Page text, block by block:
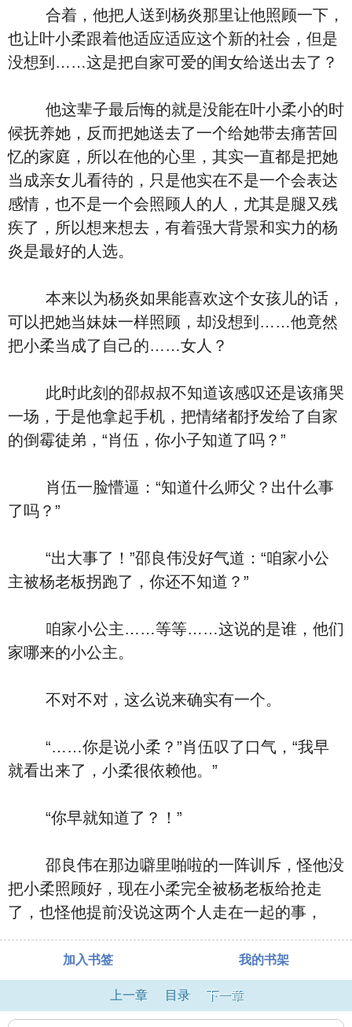
合着，他把人送到杨炎那里让他照顾一下，
也让叶小柔跟着他适应适应这个新的社会，但是
没想到……这是把自家可爱的闺女给送出去了？
他这辈子最后悔的就是没能在叶小柔小的时
候抚养她，反而把她送去了一个给她带去痛苦回
忆的家庭，所以在他的心里，其实一直都是把她
当成亲女儿看待的，只是他实在不是一个会表达
感情，也不是一个会照顾人的人，尤其是腿又残
疾了，所以想来想去，有着强大背景和实力的杨
炎是最好的人选。
本来以为杨炎如果能喜欢这个女孩儿的话，
可以把她当妹妹一样照顾，却没想到……他竟然
把小柔当成了自己的……女人？
此时此刻的邵叔叔不知道该感叹还是该痛哭
一场，于是他拿起手机，把情绪都抒发给了自家
的倒霉徒弟，“肖伍，你小子知道了吗？”
肖伍一脸懵逼：“知道什么师父？出什么事
了吗？”
“出大事了！”邵良伟没好气道：“咱家小公
主被杨老板拐跑了，你还不知道？”
咱家小公主……等等……这说的是谁，他们
家哪来的小公主。
不对不对，这么说来确实有一个。
“……你是说小柔？”肖伍叹了口气，“我早
就看出来了，小柔很依赖他。”
“你早就知道了？！”
邵良伟在那边噼里啪啦的一阵训斥，怪他没
把小柔照顾好，现在小柔完全被杨老板给抢走
了，也怪他提前没说这两个人走在一起的事，
加入书签 我的书架
上一章 目录 下一章